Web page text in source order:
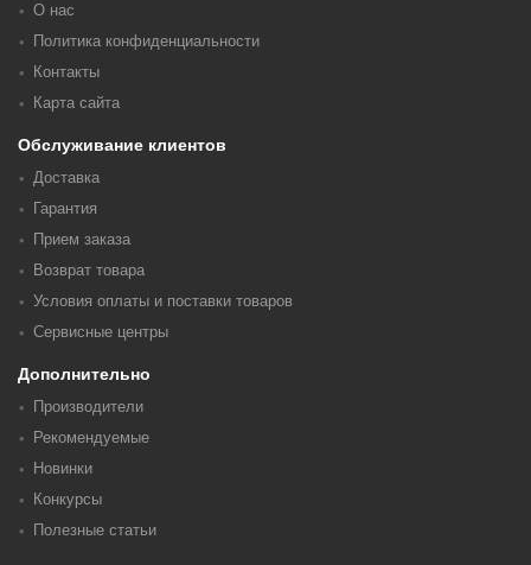
О нас
Политика конфиденциальности
Контакты
Карта сайта
Обслуживание клиентов
Доставка
Гарантия
Прием заказа
Возврат товара
Условия оплаты и поставки товаров
Сервисные центры
Дополнительно
Производители
Рекомендуемые
Новинки
Конкурсы
Полезные статьи